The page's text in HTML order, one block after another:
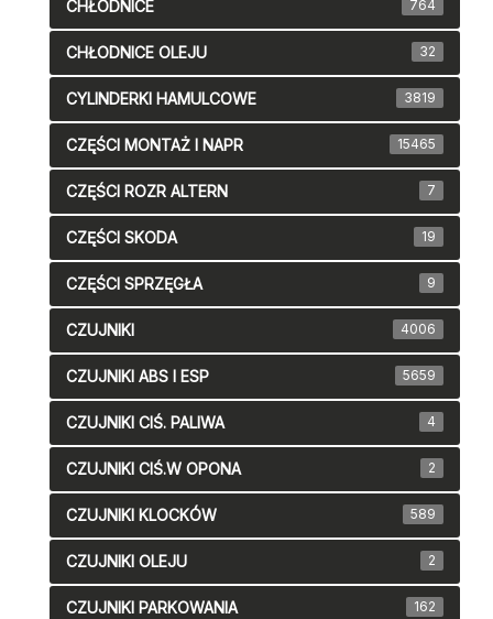
CHŁODNICE 764
CHŁODNICE OLEJU 32
CYLINDERKI HAMULCOWE 3819
CZĘŚCI MONTAŻ I NAPR 15465
CZĘŚCI ROZR ALTERN 7
CZĘŚCI SKODA 19
CZĘŚCI SPRZĘGŁA 9
CZUJNIKI 4006
CZUJNIKI ABS I ESP 5659
CZUJNIKI CIŚ. PALIWA 4
CZUJNIKI CIŚ.W OPONA 2
CZUJNIKI KLOCKÓW 589
CZUJNIKI OLEJU 2
CZUJNIKI PARKOWANIA 162